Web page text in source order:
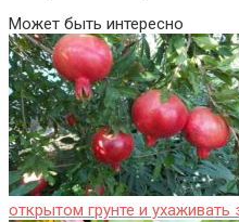
Может быть интересно
открытом грунте и ухаживать